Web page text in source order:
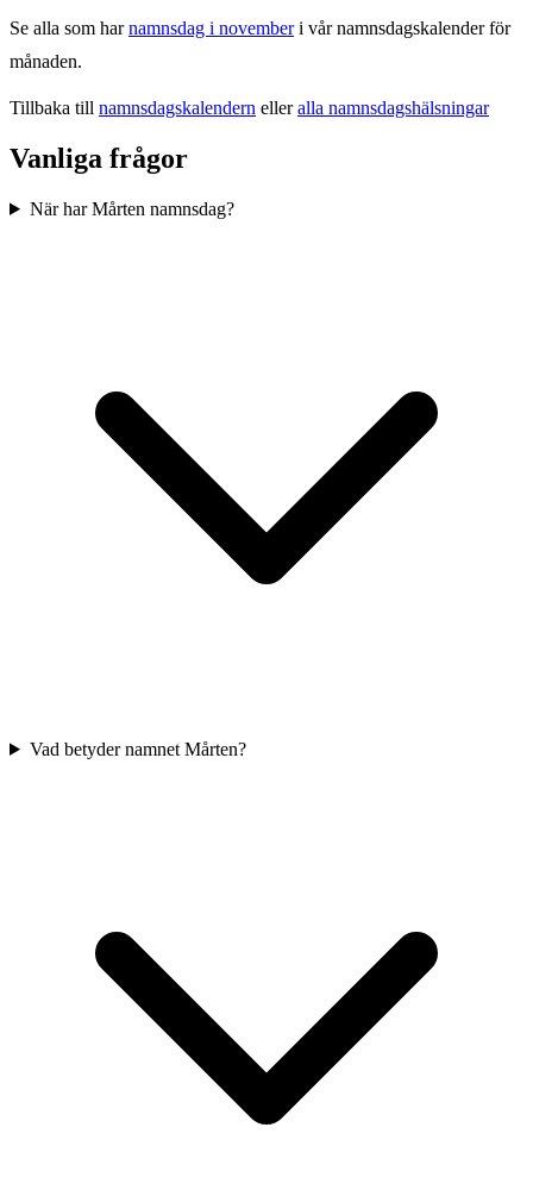
Se alla som har namnsdag i november i vår namnsdagskalender för
månaden.
Tillbaka till namnsdagskalendern elleralla namnsdagshälsningar
Vanliga frågor
När har Mårten namnsdag?
Vad betyder namnet Mårten?